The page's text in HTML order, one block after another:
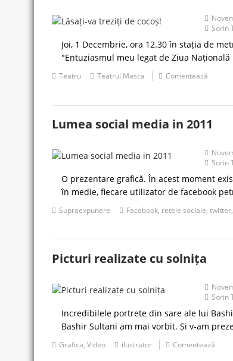
Sorin
Joi, 1 Decembrie, ora 12.30 în stația de
"Entuziasmul meu legat de Ziua
Teatru Teatrul Masca Comentează
Lumea social media in 2011
Sorin
O prezentare grafică. În acest moment
în medie, fiecare utilizator de facebook
Supraexpunere Facebook, retele sociale, twitter,
Picturi realizate cu solnița
Sorin
Incredibilele portrete din sare ale lui
Bashir Sultani am mai vorbit. Și v-am
Grafica, Video ilustrator Comentează